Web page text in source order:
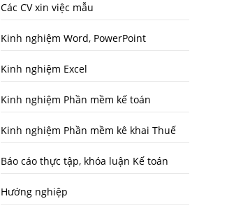
Các CV xin việc mẫu
Kinh nghiệm Word, PowerPoint
Kinh nghiệm Excel
Kinh nghiệm Phần mềm kế toán
Kinh nghiệm Phần mềm kê khai Thuế
Báo cáo thực tập, khóa luận Kế toán
Hướng nghiệp